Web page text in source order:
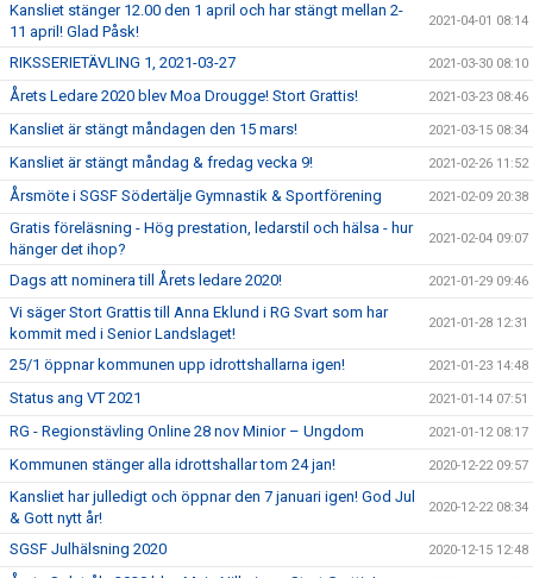
Kansliet stänger 12.00 den 1 april och har stängt mellan 2-
11 april! Glad Påsk!
2021-04-01 08:14
RIKSSERIETÄVLING 1, 2021-03-27 2021-03-30 08:10
Årets Ledare 2020 blev Moa Drougge! Stort Grattis! 2021-03-23 08:46
Kansliet är stängt måndagen den 15 mars! 2021-03-15 08:34
Kansliet är stängt måndag & fredag vecka 9! 2021-02-26 11:52
Årsmöte i SGSF Södertälje Gymnastik & Sportförening 2021-02-09 20:38
Gratis föreläsning - Hög prestation, ledarstil och hälsa - hur
hänger det ihop?
2021-02-04 09:07
Dags att nominera till Årets ledare 2020! 2021-01-29 09:46
Vi säger Stort Grattis till Anna Eklund i RG Svart som har
kommit med i Senior Landslaget!
2021-01-28 12:31
25/1 öppnar kommunen upp idrottshallarna igen! 2021-01-23 14:48
Status ang VT 2021 2021-01-14 07:51
RG - Regionstävling Online 28 nov Minior – Ungdom 2021-01-12 08:17
Kommunen stänger alla idrottshallar tom 24 jan! 2020-12-22 09:57
Kansliet har julledigt och öppnar den 7 januari igen! God Jul
& Gott nytt år!
2020-12-22 08:34
SGSF Julhälsning 2020 2020-12-15 12:48